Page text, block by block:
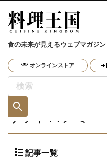
食の未来が見えるウェブマガジン
オンラインストア
サケトロノミー
記事一覧